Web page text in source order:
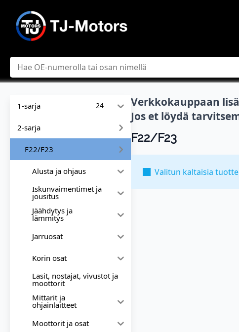
Hae
1-sarja 24
2-sarja
F22/F23
Alusta ja ohjaus
Iskunvaimentimet ja
jousitus
Jäähdytys ja
lämmitys
Jarruosat
Korin osat
Lasit, nostajat, vivustot ja
moottorit
Mittarit ja
ohjainlaitteet
Moottorit ja osat
Verkkokauppaan
Jos et löydä
F22/F23
Valitun kaltaisia